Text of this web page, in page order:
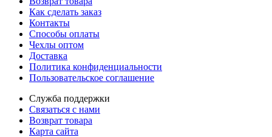
Как сделать заказ
Контакты
Способы оплаты
Чехлы оптом
Доставка
Политика конфиденциальности
Пользовательское соглашение
Служба поддержки
Связаться с нами
Возврат товара
Карта сайта